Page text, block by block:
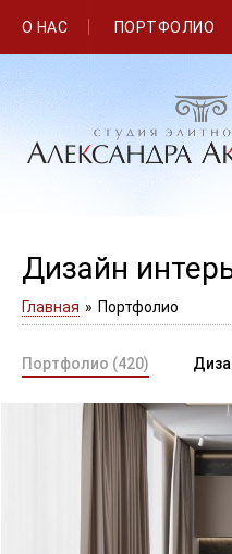
О НАС ПОРТФОЛИО
Дизайн
Главная » Портфолио
Портфолио (420)
Интерьер квартиры
стиле с элементами ар-